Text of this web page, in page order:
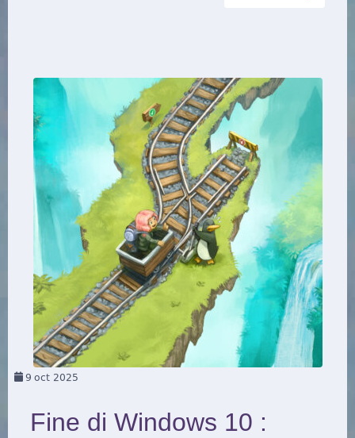
9 oct 2025
Fine di Windows 10 :